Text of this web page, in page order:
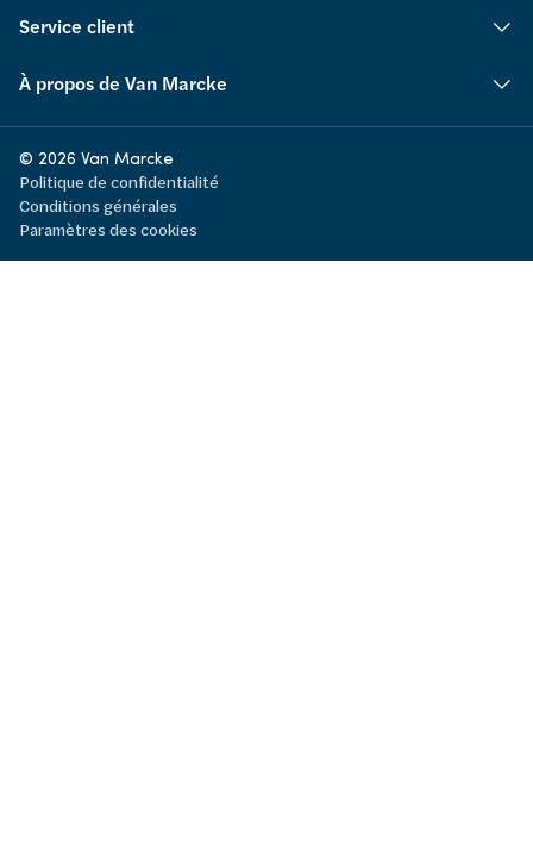
Service client
À propos de Van Marcke
© 2026 Van Marcke
Politique de confidentialité
Conditions générales
Paramètres des cookies